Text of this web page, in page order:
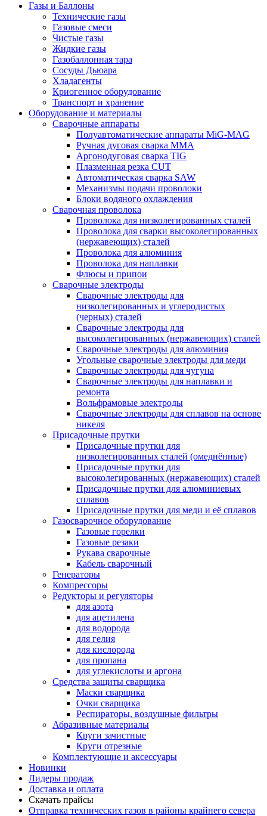
Газы и Баллоны
Технические газы
Газовые смеси
Чистые газы
Жидкие газы
Газобаллонная тара
Сосуды Дьюара
Хладагенты
Криогенное оборудование
Транспорт и хранение
Оборудование и материалы
Сварочные аппараты
Полуавтоматические аппараты MiG-MAG
Ручная дуговая сварка MMA
Аргонодуговая сварка TIG
Плазменная резка CUT
Автоматическая сварка SAW
Механизмы подачи проволоки
Блоки водяного охлаждения
Сварочная проволока
Проволока для низколегированных сталей
Проволока для сварки высоколегированных
(нержавеющих) сталей
Проволока для алюминия
Проволока для наплавки
Флюсы и припои
Сварочные электроды
Сварочные электроды для
низколегированных и углеродистых
(черных) сталей
Сварочные электроды для
высоколегированных (нержавеющих) сталей
Сварочные электроды для алюминия
Угольные сварочные электроды для меди
Сварочные электроды для чугуна
Сварочные электроды для наплавки и
ремонта
Вольфрамовые электроды
Сварочные электроды для сплавов на основе
никеля
Присадочные прутки
Присадочные прутки для
низколегированных сталей (омеднённые)
Присадочные прутки для
высоколегированных (нержавеющих) сталей
Присадочные прутки для алюминиевых
сплавов
Присадочные прутки для меди и её сплавов
Газосварочное оборудование
Газовые горелки
Газовые резаки
Рукава сварочные
Кабель сварочный
Генераторы
Компрессоры
Редукторы и регуляторы
для азота
для ацетилена
для водорода
для гелия
для кислорода
для пропана
для углекислоты и аргона
Средства защиты сварщика
Маски сварщика
Очки сварщика
Респираторы, воздушные фильтры
Абразивные материалы
Круги зачистные
Круги отрезные
Комплектующие и аксессуары
Новинки
Лидеры продаж
Доставка и оплата
Скачать прайсы
Отправка технических газов в районы крайнего севера